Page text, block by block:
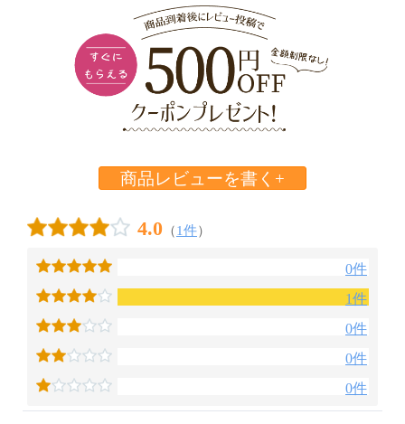
商品レビューを書く+
4.0 （1件）
0件
1件
0件
0件
0件